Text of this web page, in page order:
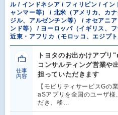
ル / インドネシア / フィリピン / イン
ャンマー等） / 北米（アメリカ、カ
ジル、アルゼンチン等） / オセアニ
ンド等） / ヨーロッパ（イギリス、
近東・アフリカ（モロッコ、エジプ
仕事
内容
トヨタのお出かけアプ
コンサルティング営業や
担っていただきます
【モビリティサービスGの
aSアプリを全国のユーザ様
だき、移…